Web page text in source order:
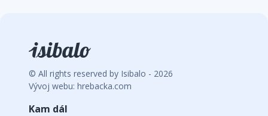
© All rights reserved by Isibalo - 2026
Vývoj webu: hrebacka.com
Kam dál